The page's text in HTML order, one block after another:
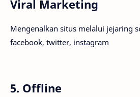
Viral Marketing
Mengenalkan situs melalui jejaring
facebook, twitter, instagram
5. Offline